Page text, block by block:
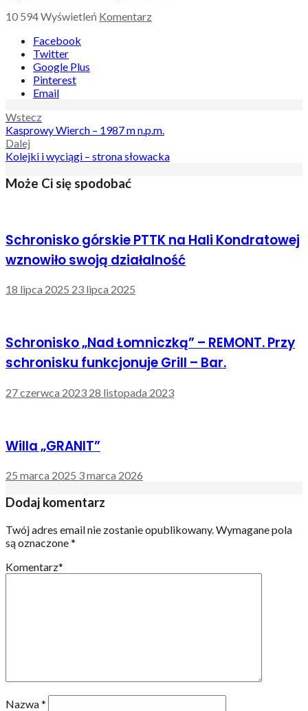
10 594Wyświetleń Komentarz
Facebook
Twitter
Google Plus
Pinterest
Email
Nawigacja
wpisu
Wstecz
Kasprowy Wierch – 1987 m n.p.m.
Dalej
Kolejki i wyciągi – strona słowacka
Może Ci się spodobać
Schronisko górskie PTTK na Hali Kondratowej
wznowiło swoją działalność
18 lipca 2025 23 lipca 2025
Schronisko „Nad Łomniczką” – REMONT. Przy
schronisku funkcjonuje Grill – Bar.
27 czerwca 2023 28 listopada 2023
Willa „GRANIT”
25 marca 2025 3 marca 2026
Dodaj komentarz
Twój adres email nie zostanie opublikowany. Wymagane pola
są oznaczone*
Komentarz*
Nazwa*